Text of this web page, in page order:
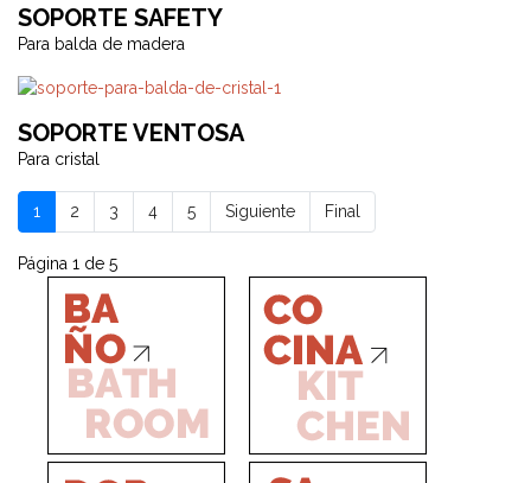
SOPORTE SAFETY
Para balda de madera
SOPORTE VENTOSA
Para cristal
1 2 3 4 5 Siguiente Final
Página 1 de 5